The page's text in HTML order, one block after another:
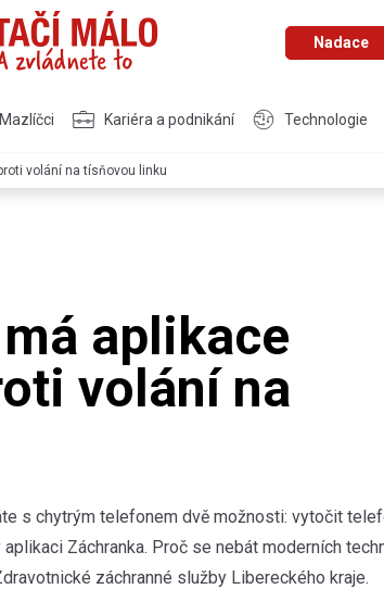
Nadace
Mazlíčci Kariéra a podnikání Technologie
volání na tísňovou linku
aplikace
volání na
s chytrým telefonem dvě možnosti: vytočit
Záchranka. Proč se nebát moderních
záchranné služby Libereckého kraje.